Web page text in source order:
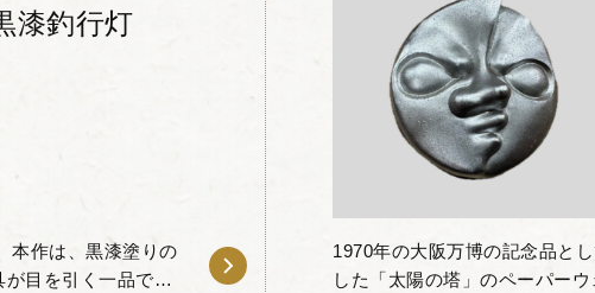
漆釣行灯
本作は、黒漆塗りの
が目を引く一品で
1970年の大阪万博の記念品と
した「太陽の塔」のペーパー